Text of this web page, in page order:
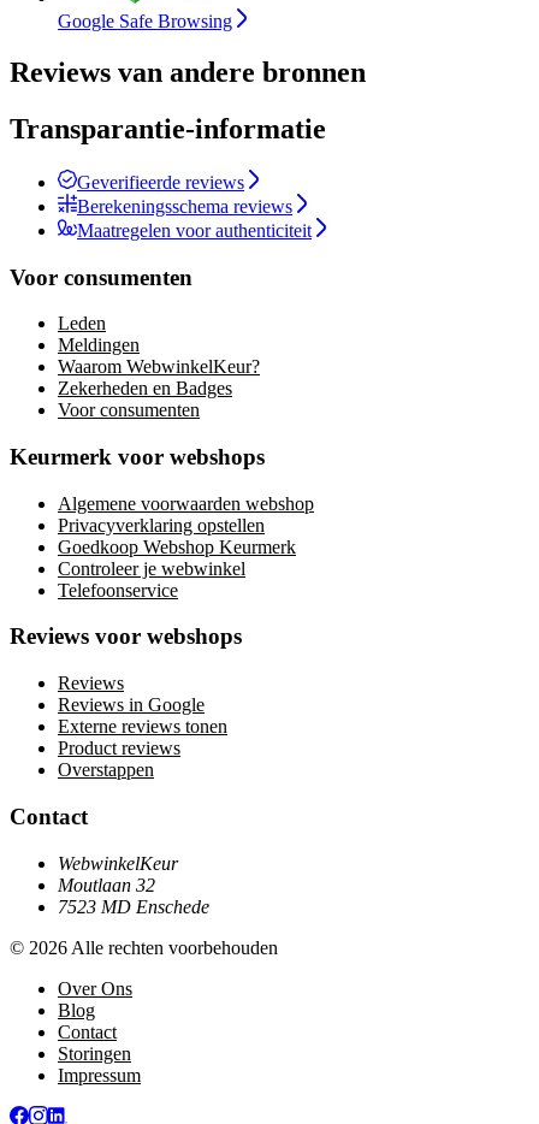
Google Safe Browsing
Reviews van andere bronnen
Transparantie-informatie
Geverifieerde reviews
Berekeningsschema reviews
Maatregelen voor authenticiteit
Voor consumenten
Leden
Meldingen
Waarom WebwinkelKeur?
Zekerheden en Badges
Voor consumenten
Keurmerk voor webshops
Algemene voorwaarden webshop
Privacyverklaring opstellen
Goedkoop Webshop Keurmerk
Controleer je webwinkel
Telefoonservice
Reviews voor webshops
Reviews
Reviews in Google
Externe reviews tonen
Product reviews
Overstappen
Contact
WebwinkelKeur
Moutlaan 32
7523 MD Enschede
© 2026 Alle rechten voorbehouden
Over Ons
Blog
Contact
Storingen
Impressum